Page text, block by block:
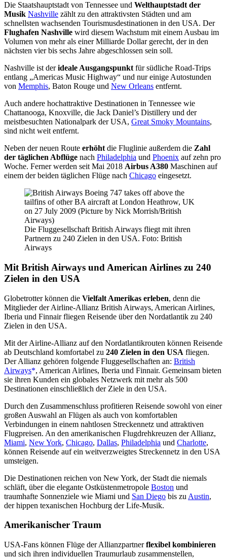
Die Staatshauptstadt von Tennessee und Welthauptstadt der
Musik Nashville zählt zu den attraktivsten Städten und am
schnellsten wachsenden Tourismusdestinationen in den USA. Der
Flughafen Nashville wird diesem Wachstum mit einem Ausbau im
Volumen von mehr als einer Milliarde Dollar gerecht, der in den
nächsten vier bis sechs Jahre abgeschlossen sein soll.
Nashville ist derideale Ausgangspunkt für südliche Road-Trips
entlang „Americas Music Highway“ und nur einige Autostunden
von Memphis, Baton Rouge und New Orleans entfernt.
Auch andere hochattraktive Destinationen in Tennessee wie
Chattanooga, Knoxville, die Jack Daniel’s Distillery und der
meistbesuchten Nationalpark der USA, Great Smoky Mountains,
sind nicht weit entfernt.
Neben der neuen Route erhöht die Fluglinie außerdem die Zahl
der täglichen Abflüge nach Philadelphia und Phoenix auf zehn pro
Woche. Ferner werden seit Mai 2018 Airbus A380 Maschinen auf
einem der beiden täglichen Flüge nach Chicago eingesetzt.
Die Fluggesellschaft British Airways fliegt mit ihren
Partnern zu 240 Zielen in den USA. Foto: British
Airways
Mit British Airways und American Airlines zu 240
Zielen in den USA
Globetrotter können die Vielfalt Amerikas erleben, denn die
Mitglieder der Airline-Allianz British Airways, American Airlines,
Iberia und Finnair fliegen Reisende über den Nordatlantik zu 240
Zielen in den USA.
Mit der Airline-Allianz auf den Nordatlantikrouten können Reisende
ab Deutschland komfortabel zu 240 Zielen in den USA fliegen.
Der Allianz gehören folgende Fluggesellschaften an: British
Airways , American Airlines, Iberia und Finnair. Gemeinsam bieten
sie ihren Kunden ein globales Netzwerk mit mehr als 500
Destinationen einschließlich der Ziele in den USA.
Durch den Zusammenschluss profitieren Reisende sowohl von einer
großen Auswahl an Flügen als auch von komfortablen
Verbindungen in einem nahtlosen Streckennetz und attraktiven
Flugpreisen. An den amerikanischen Flugdrehkreuzen der Allianz,
Miami, New York, Chicago, Dallas, Philadelphia und Charlotte,
können Reisende auf ein weitverzweigtes Streckennetz in den USA
umsteigen.
Die Destinationen reichen von New York, der Stadt die niemals
schläft, über die elegante Ostküstenmetropole Boston und
traumhafte Sonnenziele wie Miami und San Diego bis zu Austin,
der hippen texanischen Hochburg der Life-Musik.
Amerikanischer Traum
USA-Fans können Flüge der Allianzpartnerflexibel kombinieren
und sich ihren individuellen Traumurlaub zusammenstellen,